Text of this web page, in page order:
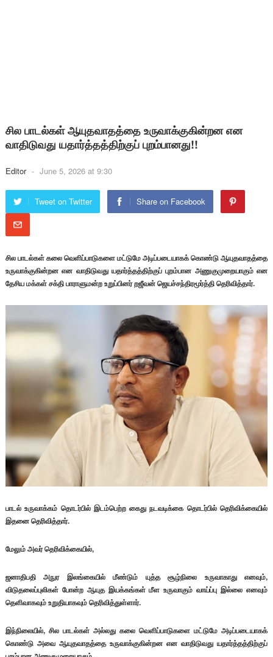
சில பாடல்கள் ஆயுதவாதத்தை உருவாக்குகின்றன என
வாதிடுவது யதார்த்தத்திற்குப் புறம்பானது!!
Editor - June 5, 2026 at 9:30
Tweet on Twitter Share on Facebook
சில பாடல்கள் கலை வெளிப்பாடுகளை மட்டுமே அடிப்படையாகக் கொண்டு ஆயுதவாதத்தை
உருவாக்குகின்றன என வாதிடுவது யதார்த்தத்திற்குப் புறம்பான அணுகுமுறையாகும் என
தேசிய மக்கள் சக்தி பாராளுமன்ற உறுப்பினர் றஜீவன் ஜெயச்சந்திரமூர்த்தி தெரிவித்தார்.
பாடல் உருவாக்கம் தொடர்பில் இடம்பெற்ற கைது நடவடிக்கை தொடர்பில் தெரிவிக்கையில்
இதனை தெரிவித்தார்.
மேலும் அவர் தெரிவிக்கையில்,
ஜனாதிபதி அநுர இலங்கையில் மீண்டும் யுத்த சூழ்நிலை உருவாகாது எனவும்,
விடுதலைப்புலிகள் போன்ற ஆயுத இயக்கங்கள் மீள உருவாகும் வாய்ப்பு இல்லை எனவும்
தெளிவாகவும் உறுதியாகவும் தெரிவித்துள்ளார்.
இந்நிலையில், சில பாடல்கள் அல்லது கலை வெளிப்பாடுகளை மட்டுமே அடிப்படையாகக்
கொண்டு அவை ஆயுதவாதத்தை உருவாக்குகின்றன என வாதிடுவது யதார்த்தத்திற்குப்